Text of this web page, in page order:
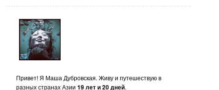
Привет! Я Маша Дубровская. Живу и путешествую в
разных странах Азии19 лет и 20 дней.